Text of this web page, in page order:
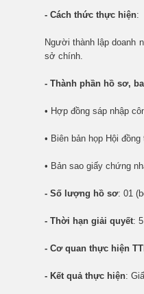
- Cách thức thực hiện:
Người thành lập doanh
sở chính.
- Thành phần hồ sơ,
• Hợp đồng sáp nhập
• Biên bản họp Hội
• Bản sao giấy chứng
- Số lượng hồ sơ: 01
- Thời hạn giải quyết:
- Cơ quan thực hiện
- Kết quả thực hiện: